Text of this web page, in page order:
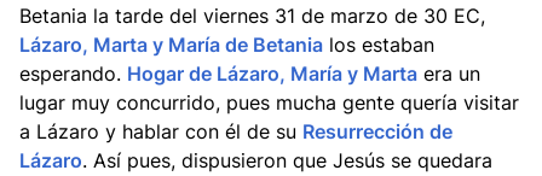
Betania la tarde del viernes 31 de marzo de 30 EC,
Lázaro, Marta y María de Betania los estaban
esperando. Hogar de Lázaro, María y Marta era un
lugar muy concurrido, pues mucha gente quería visitar
a Lázaro y hablar con él de su Resurrección de
Lázaro. Así pues, dispusieron que Jesús se quedara